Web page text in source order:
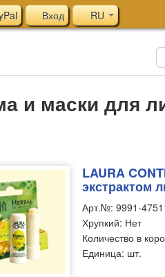
Вход RU
и маски для
LAURA
экстрактом
Арт.№: 9991-
Хрупкий: Нет
Количество в
Единица: шт.